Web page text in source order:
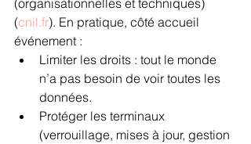
(cnil.fr). En pratique, côté accueil
événement :
Limiter les droits : tout le monde
n’a pas besoin de voir toutes les
données.
Protéger les terminaux
(verrouillage, mises à jour, gestion